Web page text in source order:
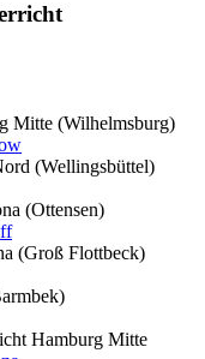
Mitte (Wilhelmsburg)
(Wellingsbüttel)
(Ottensen)
(Groß Flottbeck)
Hamburg Mitte